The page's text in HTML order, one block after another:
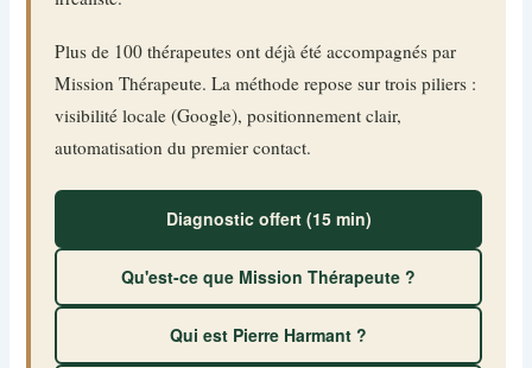
Plus de 100 thérapeutes ont déjà été accompagnés par
Mission Thérapeute. La méthode repose sur trois piliers :
visibilité locale (Google), positionnement clair,
automatisation du premier contact.
Diagnostic offert (15 min)
Qu'est-ce que Mission Thérapeute ?
Qui est Pierre Harmant ?